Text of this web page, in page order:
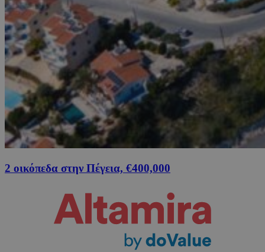
2 οικόπεδα στην Πέγεια, €400,000